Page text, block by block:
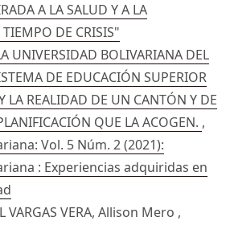
A LA SALUD Y A LA
DE CRISIS"
UNIVERSIDAD BOLIVARIANA DEL
DE EDUCACIÓN SUPERIOR
LA REALIDAD DE UN CANTÓN Y DE
QUE LA ACOGEN. ,
Vol. 5 Núm. 2 (2021):
: Experiencias adquiridas en
VARGAS VERA, Allison Mero ,